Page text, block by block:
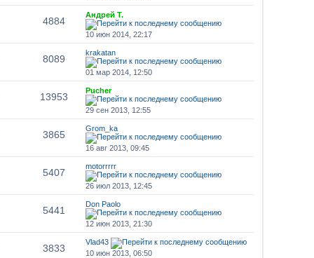
4884
Андрей Т.
10 июн 2014, 22:17
8089
krakatan
01 мар 2014, 12:50
13953
Pucher
29 сен 2013, 12:55
3865
Grom_ka
16 авг 2013, 09:45
5407
motorrrrr
26 июл 2013, 12:45
5441
Don Paolo
12 июн 2013, 21:30
3833
Vlad43
10 июн 2013, 06:50